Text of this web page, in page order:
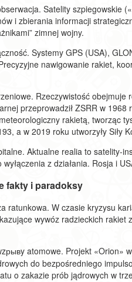
Satelity szpiegowskie
i zbierania informacji
zimnej wojny.
Systemy GPS (USA),
nawigowanie rakiet,
Rzeczywistość
przeprowadził ZSRR w
rakietą, tworząc
a w 2019 roku utworzyły Siły
Aktualne realia to satelity-
z działania. Rosja i
fakty i paradoksy
ratunkowa. W czasie kryzysu
wywóz radzieckich rakiet
atomowe. Projekt «Orion»
do bezpośredniego
o zakazie prób jądrowych w